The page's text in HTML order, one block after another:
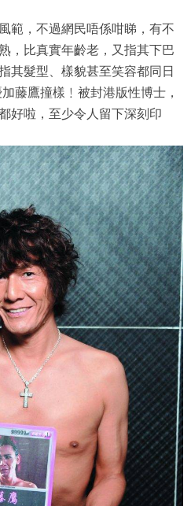
範，不過網民唔係咁睇，有不
，比真實年齡老，又指其下巴
其髮型、樣貌甚至笑容都同日
藤鷹撞樣﹗被封港版性博士，
好啦，至少令人留下深刻印